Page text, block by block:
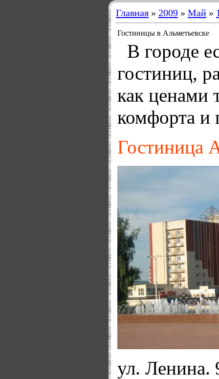
Главная » 2009 » Май »
Гоcтиницы в Альметьевске
В городе
гостиниц,
как ценами
комфорта и
Гостиница
ул. Ленина.